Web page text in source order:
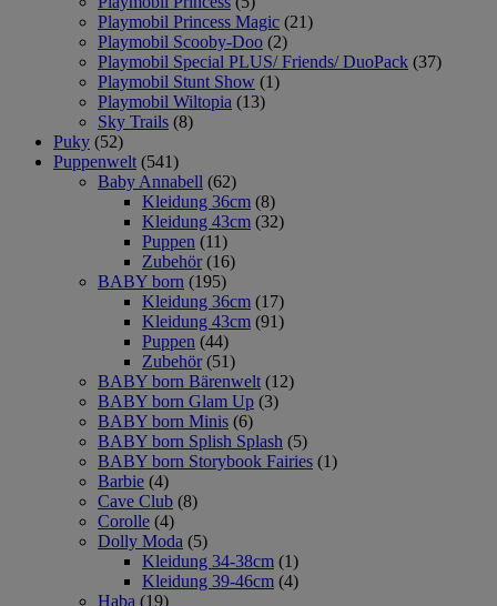
Playmobil Princess Magic (21)
Playmobil Scooby-Doo (2)
Playmobil Special PLUS/ Friends/ DuoPack (37)
Playmobil Stunt Show (1)
Playmobil Wiltopia (13)
Sky Trails (8)
Puky (52)
Puppenwelt (541)
Baby Annabell (62)
Kleidung 36cm (8)
Kleidung 43cm (32)
Puppen (11)
Zubehör (16)
BABY born (195)
Kleidung 36cm (17)
Kleidung 43cm (91)
Puppen (44)
Zubehör (51)
BABY born Bärenwelt (12)
BABY born Glam Up (3)
BABY born Minis (6)
BABY born Splish Splash (5)
BABY born Storybook Fairies (1)
Barbie (4)
Cave Club (8)
Corolle (4)
Dolly Moda (5)
Kleidung 34-38cm (1)
Kleidung 39-46cm (4)
Haba (19)